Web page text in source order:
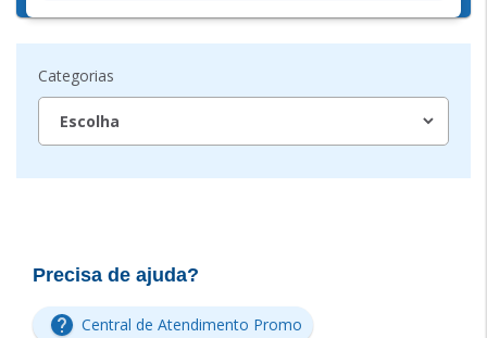
Categorias
Precisa de ajuda?
Central de Atendimento Promo